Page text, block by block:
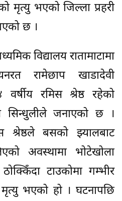
मृत्यु भएको जिल्ला प्रहरी
छ ।
विद्यालय रातामाटामा
रामेछाप खाडादेवी
रमिस श्रेष्ठ रहेको
सिन्धुलीले जनाएको छ ।
श्रेष्ठले बसको झ्यालबाट
अवस्थामा भोटेखोला
टाउकोमा गम्भीर
भएको हो । घटनापछि